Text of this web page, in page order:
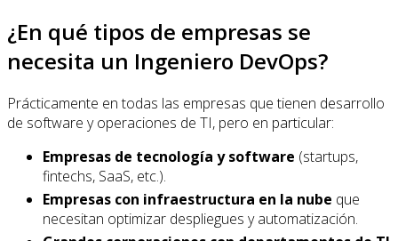
¿En qué tipos de empresas se
necesita un Ingeniero DevOps?
Prácticamente en todas las empresas que tienen desarrollo
de software y operaciones de TI, pero en particular:
Empresas de tecnología y software (startups,
fintechs, SaaS, etc.).
Empresas con infraestructura en la nube que
necesitan optimizar despliegues y automatización.